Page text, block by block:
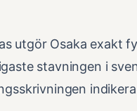
utgör Osaka exakt
stavningen i